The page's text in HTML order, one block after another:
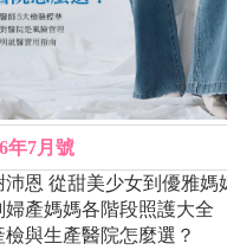
年7月號
沛恩 從甜美少女到優雅媽
婦產媽媽各階段照護大全
檢與生產醫院怎麼選？